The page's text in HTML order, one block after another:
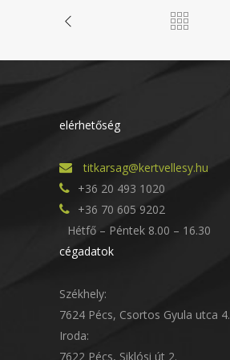
elérhetőség
titkarsag@kertvellesy.hu
+36 20 493 1020
+36 70 605 9202
Hétfő – Péntek 8.00 – 16.30
cégadatok
Székhely:
7624 Pécs, Csortos Gyula utca 4.
Iroda:
7622 Pécs, Siklósi út 2.